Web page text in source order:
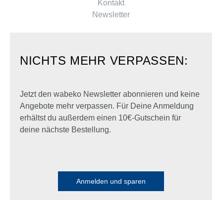
Kontakt
Newsletter
NICHTS MEHR VERPASSEN:
Jetzt den wabeko Newsletter abonnieren und keine
Angebote mehr verpassen. Für Deine Anmeldung
erhältst du außerdem einen 10€-Gutschein für
deine nächste Bestellung.
Anmelden und sparen